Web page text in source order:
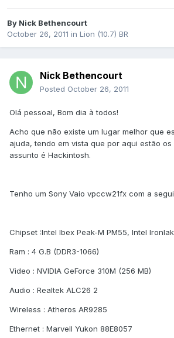
By Nick Bethencourt
October 26, 2011 in Lion (10.7) BR
Nick Bethencourt
Posted October 26, 2011
Olá pessoal, Bom dia à todos!
Acho que não existe um lugar melhor que
ajuda, tendo em vista que por aqui estão
assunto é Hackintosh.
Tenho um Sony Vaio vpccw21fx com a
Chipset :Intel Ibex Peak-M PM55, Intel
Ram : 4 G.B (DDR3-1066)
Video : NVIDIA GeForce 310M (256 MB)
Audio : Realtek ALC26 2
Wireless : Atheros AR9285
Ethernet : Marvell Yukon 88E8057